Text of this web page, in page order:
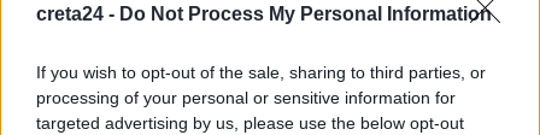
creta24 - Do Not Process My Personal Information
If you wish to opt-out of the sale, sharing to third parties, or
processing of your personal or sensitive information for
targeted advertising by us, please use the below opt-out
ΗΠΑ: Δασκάλα χορού κατηγορείται για σεξουαλική
κακοποίηση δύο ανήλικων μαθητών της
7 Αυγούστου, 2026